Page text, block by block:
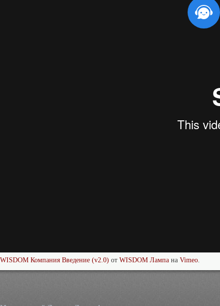
WISDOM Компания Введение (v2.0) от WISDOM Лампа на Vimeo.